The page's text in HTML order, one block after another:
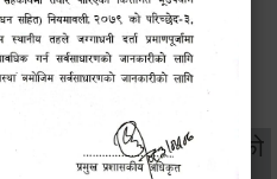
महिला
वातावरण
सूचनाको